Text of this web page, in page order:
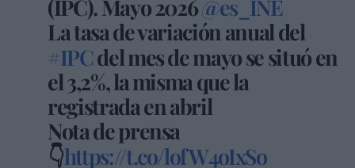
(IPC). Mayo 2026@es_INE
La tasa de variación anual del
#IPCdel mes de mayo se situó en
el 3,2%, la misma que la
registrada en abril
Nota de prensa
👇https://t.co/lofW4oIxSo